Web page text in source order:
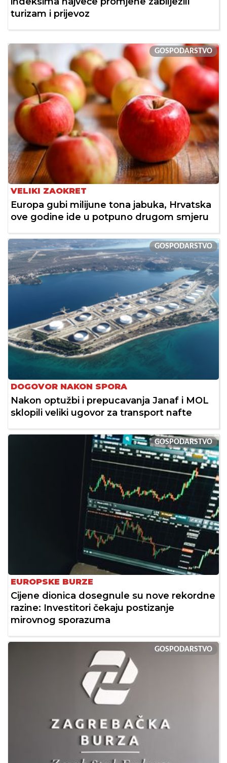
turizam i prijevoz
GOSPODARSTVO
VELIKI ZAOKRET
Europa gubi milijune tona jabuka, Hrvatska
ove godine ide u potpuno drugom smjeru
GOSPODARSTVO
DOGOVOR NAKON SPORA
Nakon optužbi i prepucavanja Janaf i MOL
sklopili veliki ugovor za transport nafte
GOSPODARSTVO
EUROPSKE BURZE
Cijene dionica dosegnule su nove rekordne
razine: Investitori čekaju postizanje
mirovnog sporazuma
GOSPODARSTVO